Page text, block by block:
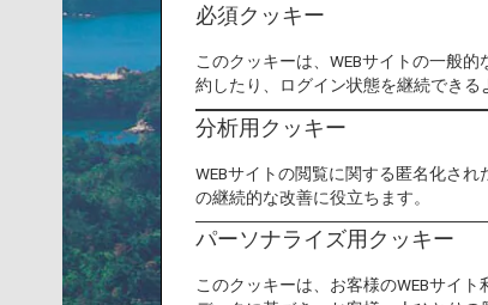
必須クッキー
このクッキーは、WEBサイトの一般
約したり、ログイン状態を継続できる
分析用クッキー
WEBサイトの閲覧に関する匿名化さ
の継続的な改善に役立ちます。
パーソナライズ用クッキー
このクッキーは、お客様のWEBサイ